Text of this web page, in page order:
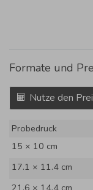
Formate und
Nutze den
Probedruck
15 × 10 cm
17.1 × 11.4 cm
21.6 × 14.4 cm